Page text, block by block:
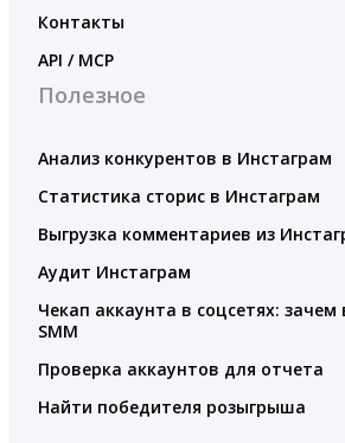
Контакты
API / MCP
Полезное
Анализ конкурентов в Инстаграм
Статистика сторис в Инстаграм
Выгрузка комментариев из
Аудит Инстаграм
Чекап аккаунта в соцсетях:
SMM
Проверка аккаунтов для отчета
Найти победителя розыгрыша